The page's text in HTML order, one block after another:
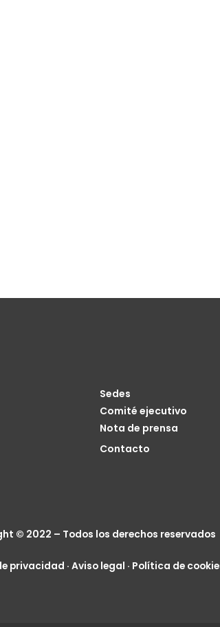
Sedes
Comité ejecutivo
Nota de prensa
Contacto
© 2022 – Todos los derechos reservados
privacidad · Aviso legal · Política de